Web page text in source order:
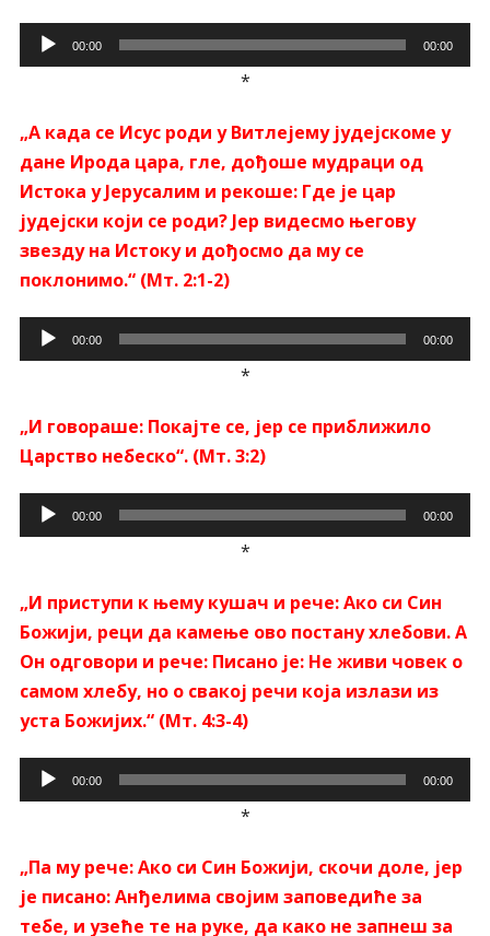
Прегледач
звучних
00:00 00:00
*
„А када се Исус роди у Витлејему јудејскоме у
дане Ирода цара, гле, дођоше мудраци од
Истока у Јерусалим и рекоше: Где је цар
јудејски који се роди? Јер видесмо његову
звезду на Истоку и дођосмо да му се
поклонимо.“ (Мт. 2:1-2)
Прегледач
звучних
00:00 00:00
*
„И говораше: Покајте се, јер се приближило
Царство небеско“. (Мт. 3:2)
Прегледач
звучних
00:00 00:00
*
„И приступи к њему кушач и рече: Ако си Син
Божији, реци да камење ово постану хлебови. А
Он одговори и рече: Писано је: Не живи човек о
самом хлебу, но о свакој речи која излази из
уста Божијих.“ (Мт. 4:3-4)
Прегледач
звучних
00:00 00:00
*
„Па му рече: Ако си Син Божији, скочи доле, јер
је писано: Анђелима својим заповедиће за
тебе, и узеће те на руке, да како не запнеш за